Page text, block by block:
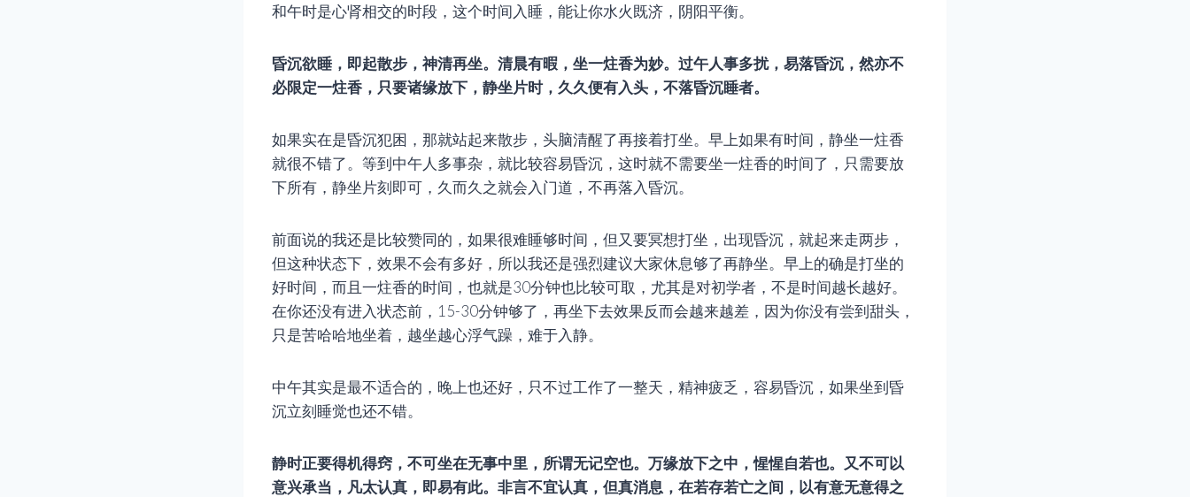
和午时是心肾相交的时段，这个时间入睡，能让你水火既济，阴阳平衡。
昏沉欲睡，即起散步，神清再坐。清晨有暇，坐一炷香为妙。过午人事多扰，易落昏沉，然亦不
必限定一炷香，只要诸缘放下，静坐片时，久久便有入头，不落昏沉睡者。
如果实在是昏沉犯困，那就站起来散步，头脑清醒了再接着打坐。早上如果有时间，静坐一炷香
就很不错了。等到中午人多事杂，就比较容易昏沉，这时就不需要坐一炷香的时间了，只需要放
下所有，静坐片刻即可，久而久之就会入门道，不再落入昏沉。
前面说的我还是比较赞同的，如果很难睡够时间，但又要冥想打坐，出现昏沉，就起来走两步，
但这种状态下，效果不会有多好，所以我还是强烈建议大家休息够了再静坐。早上的确是打坐的
好时间，而且一炷香的时间，也就是30分钟也比较可取，尤其是对初学者，不是时间越长越好。
在你还没有进入状态前，15-30分钟够了，再坐下去效果反而会越来越差，因为你没有尝到甜头，
只是苦哈哈地坐着，越坐越心浮气躁，难于入静。
中午其实是最不适合的，晚上也还好，只不过工作了一整天，精神疲乏，容易昏沉，如果坐到昏
沉立刻睡觉也还不错。
静时正要得机得窍，不可坐在无事中里，所谓无记空也。万缘放下之中，惺惺自若也。又不可以
意兴承当，凡太认真，即易有此。非言不宜认真，但真消息，在若存若亡之间，以有意无意得之